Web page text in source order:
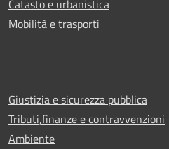
Catasto e urbanistica
Mobilità e trasporti
Giustizia e sicurezza pubblica
Tributi,finanze e contravvenzioni
Ambiente